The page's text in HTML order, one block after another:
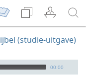
(studie-uitgave)
00:00